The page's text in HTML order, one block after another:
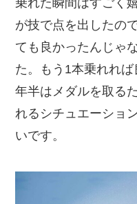
乗れた瞬間はすごく
が技で点を出したの
ても良かったんじゃ
た。もう1本乗れれ
年半はメダルを取る
れるシチュエーショ
いです。